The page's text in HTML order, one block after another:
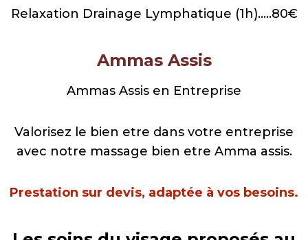
Relaxation Drainage Lymphatique (1h)…..80€
Ammas Assis
Ammas Assis en Entreprise
Valorisez le bien etre dans votre entreprise
avec notre massage bien etre Amma assis.
Prestation sur devis, adaptée à vos besoins.